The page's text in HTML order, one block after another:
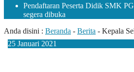
Pendaftaran Peserta Didik SMK
segera dibuka
Anda disini : Beranda - Berita - Kepala
25 Januari 2021